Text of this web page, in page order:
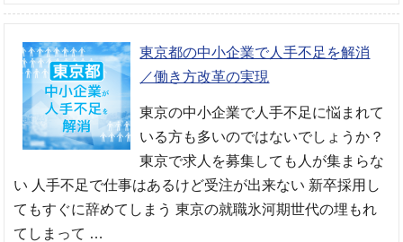
東京都の中小企業で人手不足を解消
／働き方改革の実現
東京の中小企業で人手不足に悩まれて
いる方も多いのではないでしょうか？
東京で求人を募集しても人が集まらな
い 人手不足で仕事はあるけど受注が出来ない 新卒採用し
てもすぐに辞めてしまう 東京の就職氷河期世代の埋もれ
てしまって …